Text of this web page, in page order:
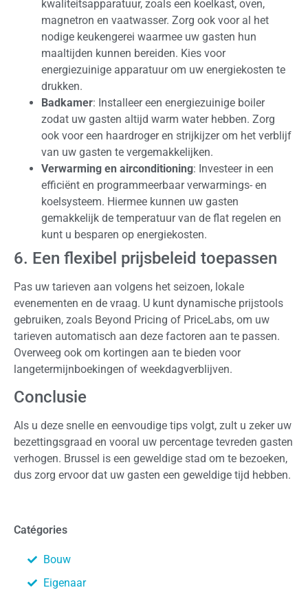
kwaliteitsapparatuur, zoals een koelkast, oven,
magnetron en vaatwasser. Zorg ook voor al het
nodige keukengerei waarmee uw gasten hun
maaltijden kunnen bereiden. Kies voor
energiezuinige apparatuur om uw energiekosten te
drukken.
Badkamer: Installeer een energiezuinige boiler
zodat uw gasten altijd warm water hebben. Zorg
ook voor een haardroger en strijkijzer om het verblijf
van uw gasten te vergemakkelijken.
Verwarming en airconditioning: Investeer in een
efficiënt en programmeerbaar verwarmings- en
koelsysteem. Hiermee kunnen uw gasten
gemakkelijk de temperatuur van de flat regelen en
kunt u besparen op energiekosten.
6. Een flexibel prijsbeleid toepassen
Pas uw tarieven aan volgens het seizoen, lokale
evenementen en de vraag. U kunt dynamische prijstools
gebruiken, zoals Beyond Pricing of PriceLabs, om uw
tarieven automatisch aan deze factoren aan te passen.
Overweeg ook om kortingen aan te bieden voor
langetermijnboekingen of weekdagverblijven.
Conclusie
Als u deze snelle en eenvoudige tips volgt, zult u zeker uw
bezettingsgraad en vooral uw percentage tevreden gasten
verhogen. Brussel is een geweldige stad om te bezoeken,
dus zorg ervoor dat uw gasten een geweldige tijd hebben.
Catégories
Bouw
Eigenaar